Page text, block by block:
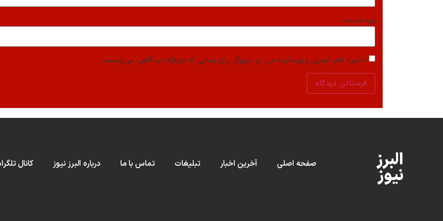
وب‌ سایت
ذخیره نام، ایمیل و وبسایت من در مرورگر برای زمانی که دوباره دیدگاهی می‌نویسم.
البرز
نیوز
صفحه اصلی آخرین اخبار تبلیغات تماس با ما درباره البرز نیوز کانال